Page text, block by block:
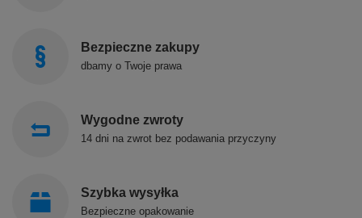
Bezpieczne zakupy
dbamy o Twoje prawa
Wygodne zwroty
14 dni na zwrot bez podawania przyczyny
Szybka wysyłka
Bezpieczne opakowanie